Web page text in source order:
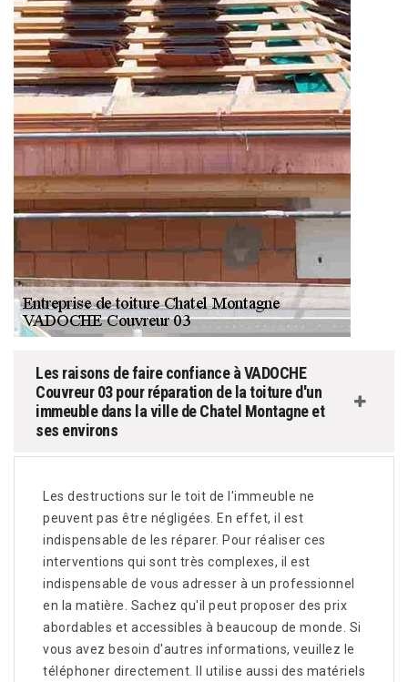
Les raisons de faire confiance à VADOCHE
Couvreur 03 pour réparation de la toiture d'un
immeuble dans la ville de Chatel Montagne et
ses environs
Les destructions sur le toit de l'immeuble ne
peuvent pas être négligées. En effet, il est
indispensable de les réparer. Pour réaliser ces
interventions qui sont très complexes, il est
indispensable de vous adresser à un professionnel
en la matière. Sachez qu'il peut proposer des prix
abordables et accessibles à beaucoup de monde. Si
vous avez besoin d'autres informations, veuillez le
téléphoner directement. Il utilise aussi des matériels